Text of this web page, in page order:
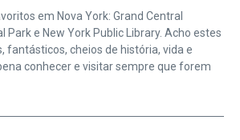
em Nova York: Grand Central
Park e New York Public Library. Acho estes
fantásticos, cheios de história, vida e
conhecer e visitar sempre que forem